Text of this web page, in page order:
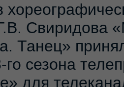
Свиридова
Танец»
го сезона
для